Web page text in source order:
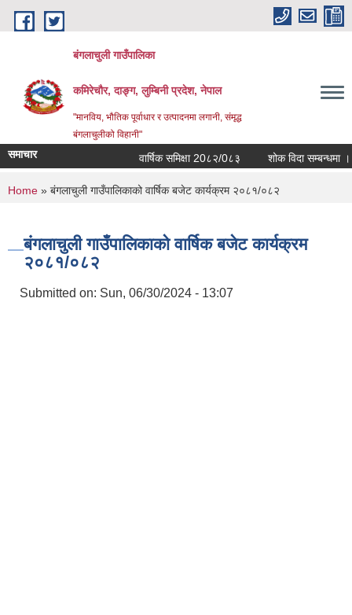
Skip to main content
बंगलाचुली गाउँपालिका
कमिरेचौर, दाङ्ग, लुम्बिनी प्रदेश, नेपाल
"मानविय, भौतिक पूर्वाधार र उत्पादनमा लगानी, संमृद्ध
बंगलाचुलीको विहानी"
समाचार वार्षिक समिक्षा 20८२/0८३ शोक विदा सम्बन्धमा ।
You are here
Home » बंगलाचुली गाउँपालिकाको वार्षिक बजेट कार्यक्रम २०८१/०८२
बंगलाचुली गाउँपालिकाको वार्षिक बजेट कार्यक्रम
२०८१/०८२
Submitted on: Sun, 06/30/2024 - 13:07